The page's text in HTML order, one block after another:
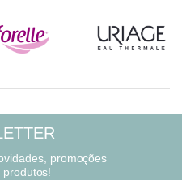
promoções